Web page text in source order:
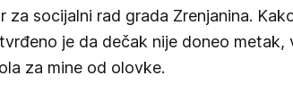
za socijalni rad grada Zrenjanina.
je da dečak nije doneo metak,
za mine od olovke.